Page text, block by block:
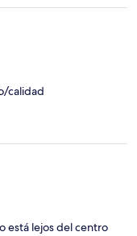
conectar ya sea
calidad
está lejos del centro